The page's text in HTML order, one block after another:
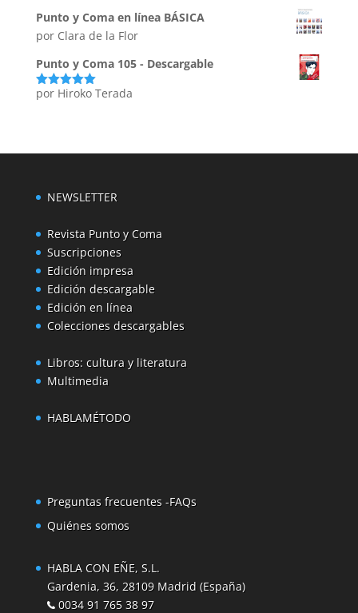
5
Punto y Coma en línea BÁSICA
por Clara de la Flor
Punto y Coma 105 - Descargable
Valorado
por Hiroko Terada
NEWSLETTER
Revista Punto y Coma
Suscripciones
Edición impresa
Edición descargable
Edición en línea
Colecciones descargables
Libros: cultura y literatura
Multimedia
HABLAMÉTODO
Preguntas frecuentes -FAQs
Quiénes somos
HABLA CON EÑE, S.L.
Gardenia, 36, 28109 Madrid (España)
0034 91 765 38 97